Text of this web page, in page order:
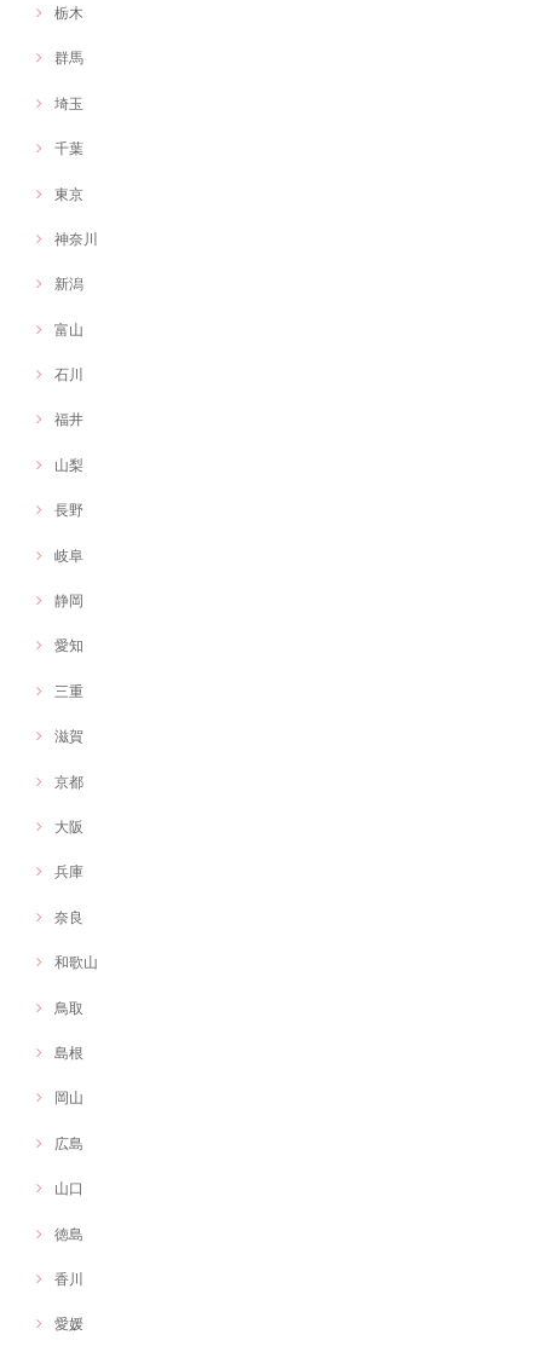
栃木
群馬
埼玉
千葉
東京
神奈川
新潟
富山
石川
福井
山梨
長野
岐阜
静岡
愛知
三重
滋賀
京都
大阪
兵庫
奈良
和歌山
鳥取
島根
岡山
広島
山口
徳島
香川
愛媛